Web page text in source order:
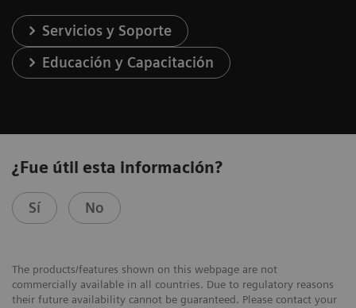
Servicios y Soporte
Educación y Capacitación
¿Fue útil esta información?
Sí No
The products/features shown on this webpage are not
commercially available in all countries. Due to regulatory reasons
their future availability cannot be guaranteed. Please contact your